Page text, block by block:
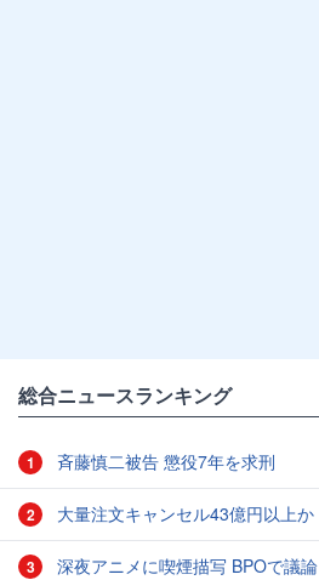
総合ニュースランキング
1 斉藤慎二被告 懲役7年を求刑
2 大量注文キャンセル43億円以上か
3 深夜アニメに喫煙描写 BPOで議論